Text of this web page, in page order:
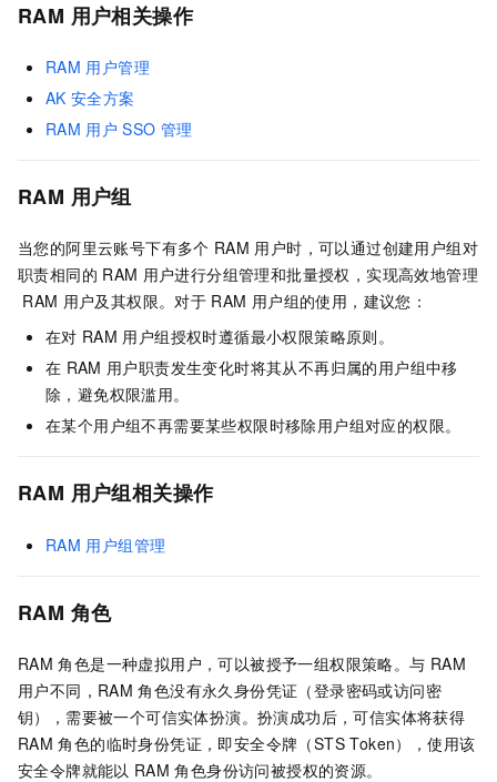
RAM 用户相关操作
RAM 用户管理
AK 安全方案
RAM 用户 SSO 管理
RAM 用户组
当您的阿里云账号下有多个 RAM 用户时，可以通过创建用户组对
职责相同的 RAM 用户进行分组管理和批量授权，实现高效地管理
RAM 用户及其权限。对于 RAM 用户组的使用，建议您：
在对 RAM 用户组授权时遵循最小权限策略原则。
在 RAM 用户职责发生变化时将其从不再归属的用户组中移
除，避免权限滥用。
在某个用户组不再需要某些权限时移除用户组对应的权限。
RAM 用户组相关操作
RAM 用户组管理
RAM 角色
RAM 角色是一种虚拟用户，可以被授予一组权限策略。与 RAM
用户不同，RAM 角色没有永久身份凭证（登录密码或访问密
钥），需要被一个可信实体扮演。扮演成功后，可信实体将获得
RAM 角色的临时身份凭证，即安全令牌（STS Token），使用该
安全令牌就能以 RAM 角色身份访问被授权的资源。